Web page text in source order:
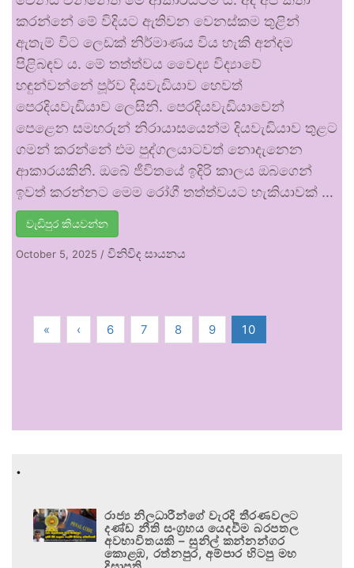
කරන්නේ මේ විදියට ඇතිවන වෙනස්කම තුළින්
ඇතැම් විට ලෙඩක් නිර්මාණය විය හැකි අන්දම
පිළිබඳව ය. මේ තත්ත්වය වෛද්‍ය විද්‍යාවේ
හඳුන්වන්නේ පූර්ව දියවැඩියාව හෙවත්
පෙරදියවැඩියාව ලෙසිනි. පෙරදියවැඩියාවෙන්
පෙළෙන සමහරුන් නිරායාසයෙන්ම දියවැඩියාව තුළට
ගමන් කරන්නේ එම පුද්ගලයාටවත් නොදැනෙන
ආකාරයකිනි. ඔබේ ජීවිතයේ ඉදිරි කාලය ඔබගෙන්
ඉවත් කරන්නට මෙම රෝගී තත්ත්වයට හැකියාවක් …
වැඩිපුර කියවන්න
October 5, 2025 / විනිවිද සායනය
« ‹ 6 7 8 9 10
.
රාජ්‍ය නිලධාරීන්ගේ වැරදි තීරණවලට
දණ්ඩ නීති සංග්‍රහය යෙදවීම බරපතල
අවභාවිතයකි – සුනිල් කන්නන්ගර
කොළඹ, රත්නපුර, අම්පාර හිටපු මහ